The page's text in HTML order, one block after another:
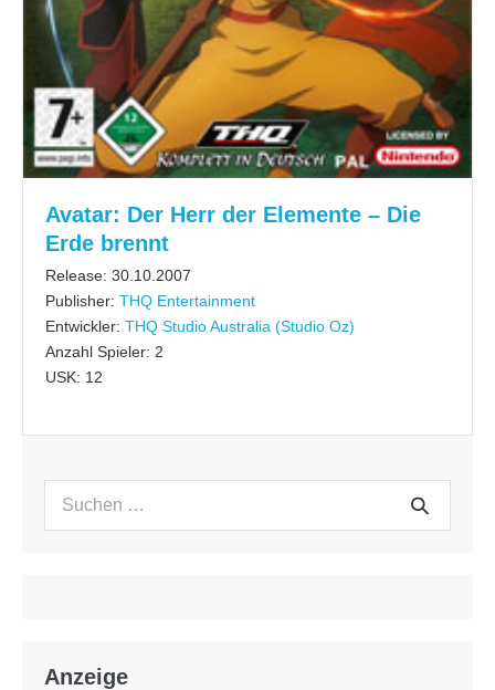
Avatar: Der Herr der Elemente – Die
Erde brennt
Release: 30.10.2007
Publisher: THQ Entertainment
Entwickler: THQ Studio Australia (Studio Oz)
Anzahl Spieler: 2
USK: 12
Suchen
Suche
Anzeige